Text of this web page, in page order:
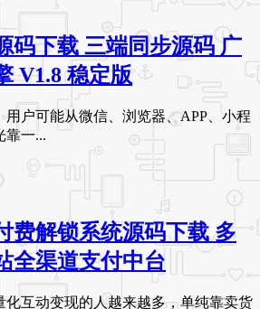
码下载 三端同步源码 广
V1.8 稳定版
户可能从微信、浏览器、APP、小程
靠一...
费解锁系统源码下载 多
全渠道支付中台
化互动变现的人越来越多，单纯靠卖货